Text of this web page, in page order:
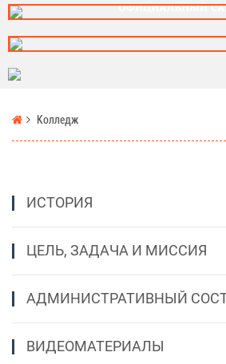
Колледж
ИСТОРИЯ
ЦЕЛЬ, ЗАДАЧА И МИССИЯ
АДМИНИСТРАТИВНЫЙ
ВИДЕОМАТЕРИАЛЫ